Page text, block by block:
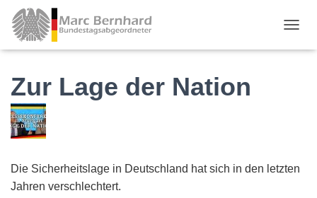
Zur Lage der Nation
Die Sicherheitslage in Deutschland hat sich in den letzten
Jahren verschlechtert.